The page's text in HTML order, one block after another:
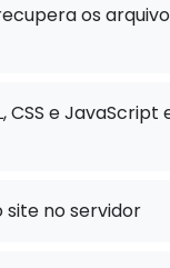
os
CSS e JavaScript
site no servidor